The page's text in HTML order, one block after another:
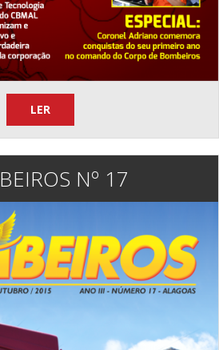
LER
Nº 17